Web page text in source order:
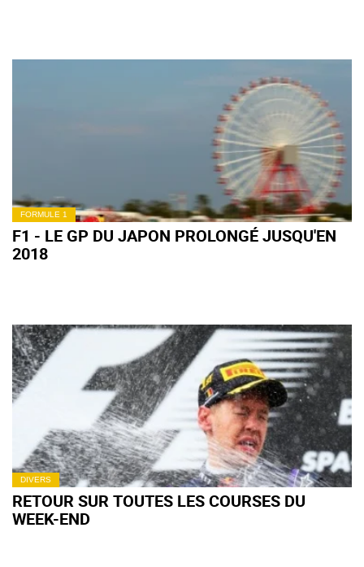
FORMULE 1
F1 - LE GP DU JAPON PROLONGÉ JUSQU'EN
2018
DIVERS
RETOUR SUR TOUTES LES COURSES DU
WEEK-END